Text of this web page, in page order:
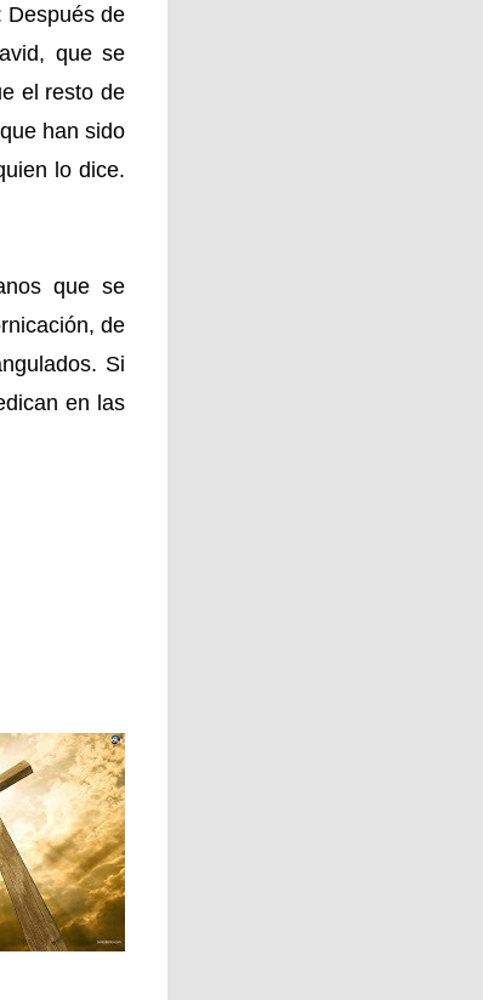
Después de
que se
el resto de
han sido
lo dice.
que se
de
Si
en las